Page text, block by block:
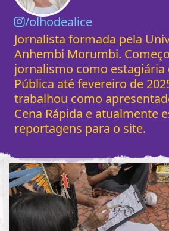
/olhodealice
Jornalista formada pela
Anhembi Morumbi.
jornalismo como estagiária
Pública até fevereiro de
trabalhou como
Cena Rápida e atualmente
reportagens para o site.